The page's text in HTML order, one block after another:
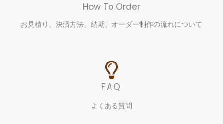
How To Order
お見積り、決済方法、納期、オーダー制作の流れについて
FAQ
よくある質問